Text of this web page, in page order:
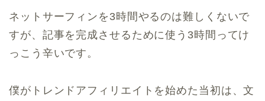
ネットサーフィンを3時間やるのは難しくないで
すが、記事を完成させるために使う3時間ってけ
っこう辛いです。
僕がトレンドアフィリエイトを始めた当初は、文